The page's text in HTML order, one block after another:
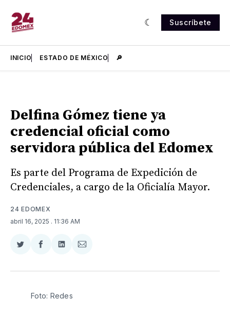
Suscríbete
INICIO ESTADO DE MÉXICO 🔎
Delfina Gómez tiene ya
credencial oficial como
servidora pública del Edomex
Es parte del Programa de Expedición de
Credenciales, a cargo de la Oficialía Mayor.
24 EDOMEX
abril 16, 2025 . 11:36 AM
Compartir
Twitter
Compartir
Facebook
Compartir
LinkedIn
Compartir
Email
Foto: Redes